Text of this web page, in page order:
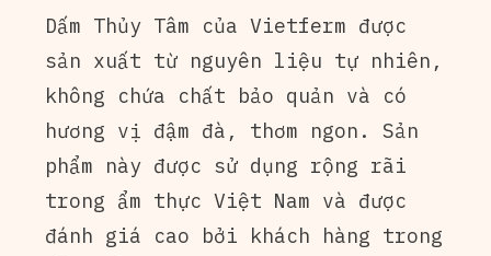
Dấm Thủy Tâm của Vietferm được
sản xuất từ nguyên liệu tự nhiên,
không chứa chất bảo quản và có
hương vị đậm đà, thơm ngon. Sản
phẩm này được sử dụng rộng rãi
trong ẩm thực Việt Nam và được
đánh giá cao bởi khách hàng trong